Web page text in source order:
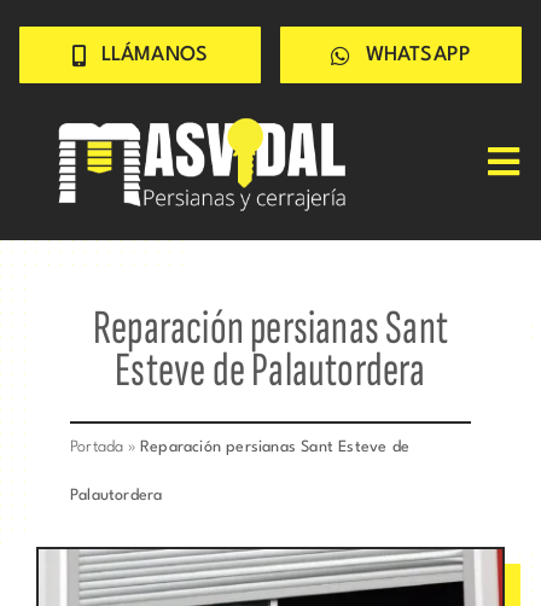
Saltar
contenido
LLÁMANOS WHATSAPP
Inicio
CERRAJERÍA
TRABAJOS
CONSEJOS
CONÓCENOS
Reparación persianas Sant
Esteve de Palautordera
Portada » Reparación persianas Sant Esteve de
Palautordera